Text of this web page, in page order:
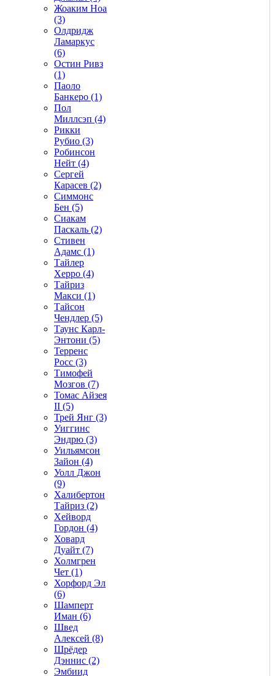
Жоаким Ноа
(3)
Олдридж
Ламаркус
(6)
Остин Ривз
(1)
Паоло
Банкеро (1)
Пол
Миллсэп (4)
Рикки
Рубио (3)
Робинсон
Нейт (4)
Сергей
Карасев (2)
Симмонс
Бен (5)
Сиакам
Паскаль (2)
Стивен
Адамс (1)
Тайлер
Херро (4)
Тайриз
Макси (1)
Тайсон
Чендлер (5)
Таунс Карл-
Энтони (5)
Терренс
Росс (3)
Тимофей
Мозгов (7)
Томас Айзея
II (5)
Трей Янг (3)
Уиггинс
Эндрю (3)
Уильямсон
Зайон (4)
Уолл Джон
(9)
Халибертон
Тайриз (2)
Хейворд
Гордон (4)
Ховард
Дуайт (7)
Холмгрен
Чет (1)
Хорфорд Эл
(6)
Шамперт
Иман (6)
Швед
Алексей (8)
Шрёдер
Дэннис (2)
Эмбиид